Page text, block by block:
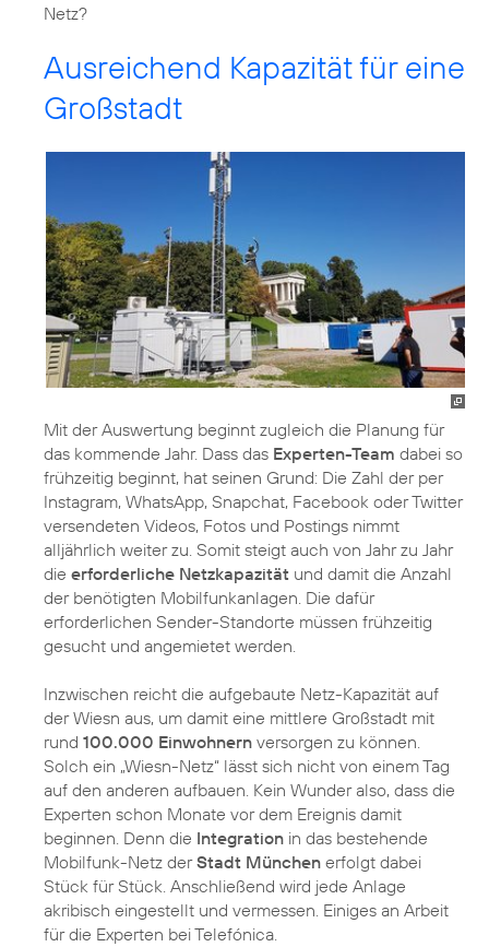
Netz?
Ausreichend Kapazität für eine
Großstadt
Mit der Auswertung beginnt zugleich die Planung für
das kommende Jahr. Dass das Experten-Team dabei so
frühzeitig beginnt, hat seinen Grund: Die Zahl der per
Instagram, WhatsApp, Snapchat, Facebook oder Twitter
versendeten Videos, Fotos und Postings nimmt
alljährlich weiter zu. Somit steigt auch von Jahr zu Jahr
die erforderliche Netzkapazität und damit die Anzahl
der benötigten Mobilfunkanlagen. Die dafür
erforderlichen Sender-Standorte müssen frühzeitig
gesucht und angemietet werden.
Inzwischen reicht die aufgebaute Netz-Kapazität auf
der Wiesn aus, um damit eine mittlere Großstadt mit
rund 100.000 Einwohnern versorgen zu können.
Solch ein „Wiesn-Netz“ lässt sich nicht von einem Tag
auf den anderen aufbauen. Kein Wunder also, dass die
Experten schon Monate vor dem Ereignis damit
beginnen. Denn die Integration in das bestehende
Mobilfunk-Netz derStadt München erfolgt dabei
Stück für Stück. Anschließend wird jede Anlage
akribisch eingestellt und vermessen. Einiges an Arbeit
für die Experten bei Telefónica.